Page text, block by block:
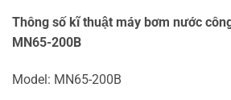
Thông số kĩ thuật máy bơm nước
MN65-200B
Model: MN65-200B